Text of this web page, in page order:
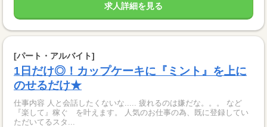
求人詳細を見る
[パート・アルバイト]
1日だけ◎！カップケーキに『ミント』を上に
のせるだけ★
仕事内容 人と会話したくないな..... 疲れるのは嫌だな。。。 など
『楽して』稼ぐ を叶えます。 人気のお仕事の為、既に登録してい
ただいてるスタ...